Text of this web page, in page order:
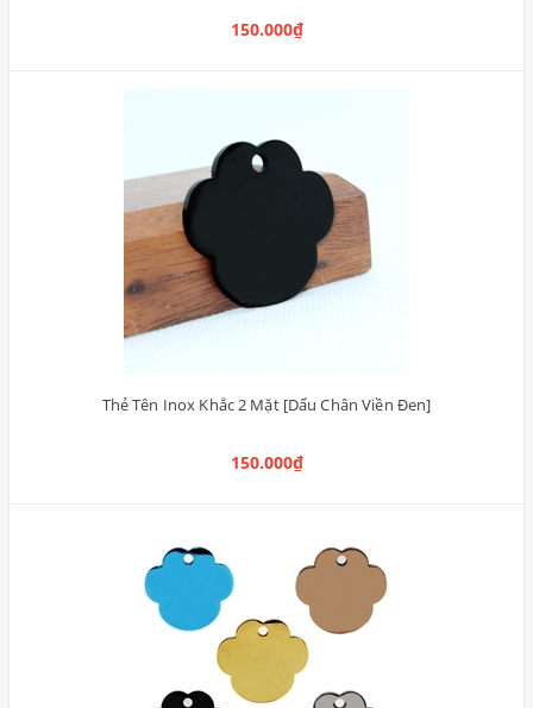
150.000₫
Thẻ Tên Inox Khắc 2 Mặt [Dấu Chân Viền Đen]
150.000₫